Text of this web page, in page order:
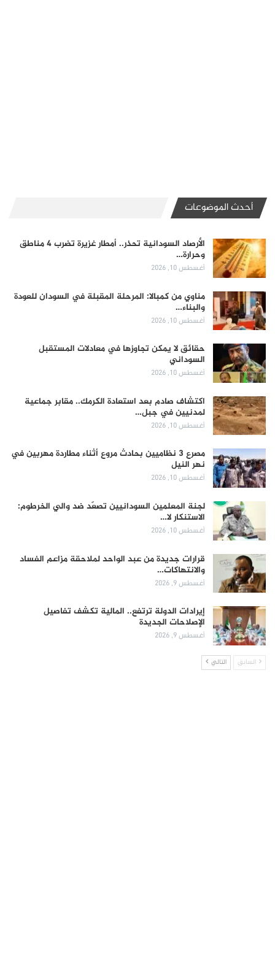
أحدث الموضوعات
الأرصاد السودانية تحذر.. أمطار غزيرة تضرب 4 مناطق
وحرارة…
أغسطس 10, 2026
مناوي من كمبالا: المرحلة المقبلة في السودان للعودة
والبناء…
أغسطس 10, 2026
حقائق لا يمكن تجاوزها في معادلات المستقبل
السوداني
أغسطس 10, 2026
اكتشاف صادم بعد استعادة الكرمك.. مقابر جماعية
لمدنيين في جبل…
أغسطس 10, 2026
مصرع 3 نظاميين بحادث مروع أثناء مطاردة مهربين في
نهر النيل
أغسطس 10, 2026
لجنة المعلمين السودانيين تصعّد ضد والي الخرطوم:
الاستنكار لا…
أغسطس 10, 2026
قرارات جديدة من عبد الواحد لملاحقة مزاعم الفساد
والانتهاكات…
أغسطس 9, 2026
إيرادات الدولة ترتفع.. المالية تكشف تفاصيل
الإصلاحات الجديدة
أغسطس 9, 2026
السابق التالي